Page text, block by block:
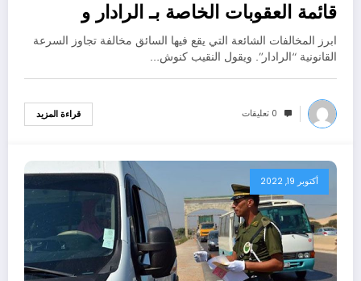
قائمة العقوبات الخاصة بـ الرادار و
السلعة
ابرز المخالفات الشائعة التي يقع فيها السائق مخالفة تجاوز السرعة
القانونية “الرادار”. ويقول النقيب كنوش…
0 تعليقات قراءة المزيد
أكتوبر 19, 2022